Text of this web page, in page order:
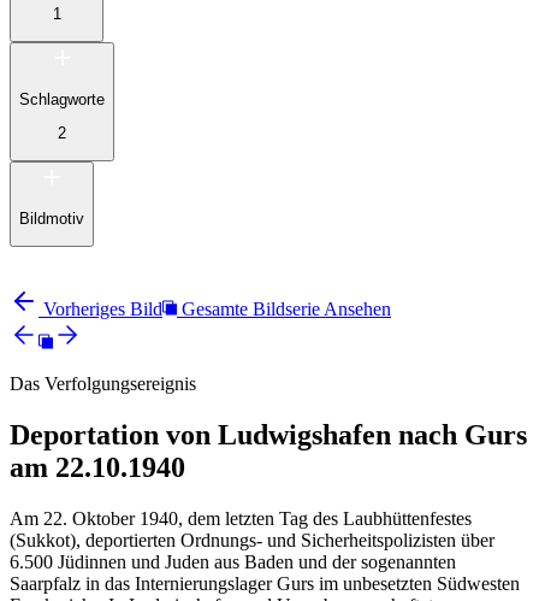
1
Schlagworte
2
Bildmotiv
Vorheriges Bild Gesamte Bildserie Ansehen
Das Verfolgungsereignis
Deportation von Ludwigshafen nach Gurs
am 22.10.1940
Am 22. Oktober 1940, dem letzten Tag des Laubhüttenfestes
(Sukkot), deportierten Ordnungs- und Sicherheitspolizisten über
6.500 Jüdinnen und Juden aus Baden und der sogenannten
Saarpfalz in das Internierungslager Gurs im unbesetzten Südwesten